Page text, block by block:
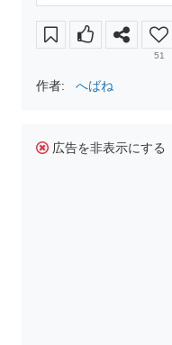
51
作者: へばね
広告を非表示にする